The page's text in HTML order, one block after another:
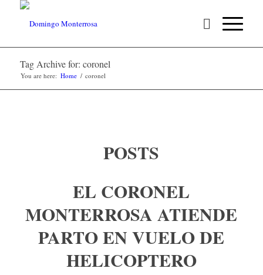
Tag Archive for: coronel
You are here: Home / coronel
POSTS
EL CORONEL
MONTERROSA ATIENDE
PARTO EN VUELO DE
HELICOPTERO